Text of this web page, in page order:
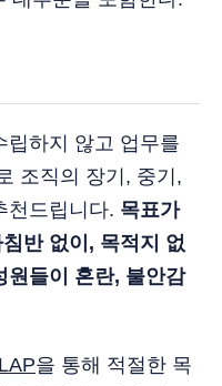
립하지 않고 업무를
조직의 장기, 중기,
천드립니다. 목표가
반 없이, 목적지 없
원들이 혼란, 불안감
을 통해 적절한 목